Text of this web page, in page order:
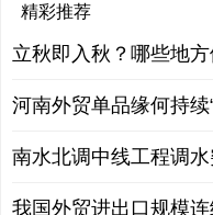
精彩推荐
立秋即入秋？哪些地
河南外贸单品缘何持续
南水北调中线工程调
我国外贸进出口规模